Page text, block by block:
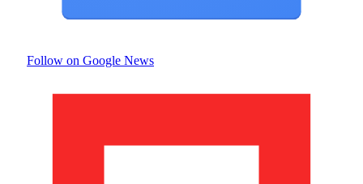
Follow on Google News